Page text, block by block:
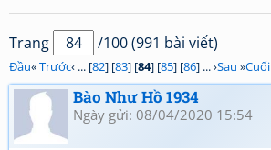
Trang /100 (991 bài viết)
Đầu«Trước‹ ... [82] [83] [84] [85] [86] ... ›Sau »Cuối
Bào Như Hồ 1934
Ngày gửi: 08/04/2020 15:54